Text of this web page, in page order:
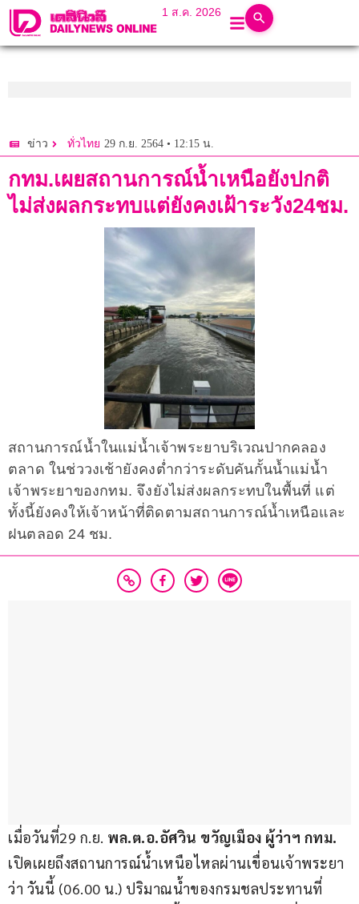
1 ส.ค. 2026
ข่าว ทั่วไทย 29 ก.ย. 2564 • 12:15 น.
กทม.เผยสถานการณ์น้ำเหนือยังปกติ
ไม่ส่งผลกระทบแต่ยังคงเฝ้าระวัง24ชม.
สถานการณ์น้ำในแม่น้ำเจ้าพระยาบริเวณปากคลอง
ตลาด ในช่ววงเช้ายังคงต่ำกว่าระดับคันกั้นน้ำแม่น้ำ
เจ้าพระยาของกทม. จึงยังไม่ส่งผลกระทบในพื้นที่ แต่
ทั้งนี้ยังคงให้เจ้าหน้าที่ติดตามสถานการณ์น้ำเหนือและ
ฝนตลอด 24 ชม.
เมื่อวันที่29 ก.ย. พล.ต.อ.อัศวิน ขวัญเมือง ผู้ว่าฯ กทม.
เปิดเผยถึงสถานการณ์น้ำเหนือไหลผ่านเขื่อนเจ้าพระยา
ว่า วันนี้ (06.00 น.) ปริมาณน้ำของกรมชลประทานที่